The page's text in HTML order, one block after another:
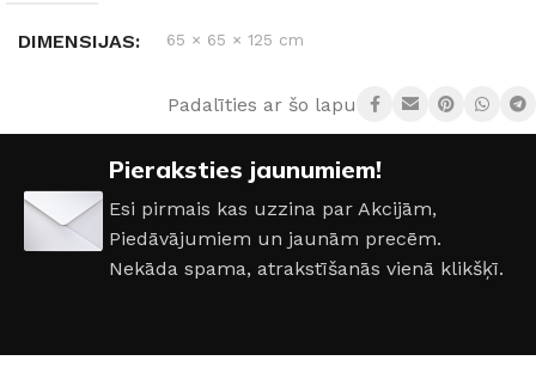
DIMENSIJAS 65 × 65 × 125 cm
Padalīties ar šo lapu:
Pieraksties jaunumiem!
Esi pirmais kas uzzina par Akcijām,
Piedāvājumiem un jaunām precēm.
Nekāda spama, atrakstīšanās vienā klikšķī.